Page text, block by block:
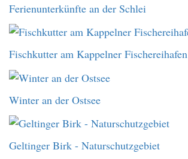
Ferienunterkünfte an der Schlei
Fischkutter am Kappelner Fischereihafen
Winter an der Ostsee
Geltinger Birk - Naturschutzgebiet